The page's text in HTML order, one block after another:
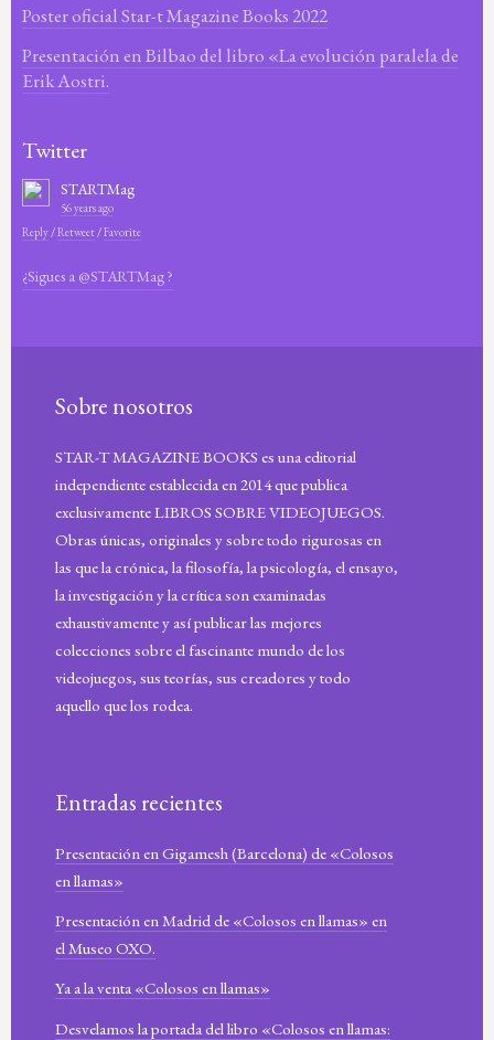
Poster oficial Star-t Magazine Books 2022
Presentación en Bilbao del libro «La evolución paralela de
Erik Aostri.
Twitter
STARTMag
56 years ago
Reply/Retweet/Favorite
¿Sigues a @STARTMag ?
Sobre nosotros
STAR-T MAGAZINE BOOKS es una editorial
independiente establecida en 2014 que publica
exclusivamente LIBROS SOBRE VIDEOJUEGOS.
Obras únicas, originales y sobre todo rigurosas en
las que la crónica, la filosofía, la psicología, el ensayo,
la investigación y la crítica son examinadas
exhaustivamente y así publicar las mejores
colecciones sobre el fascinante mundo de los
videojuegos, sus teorías, sus creadores y todo
aquello que los rodea.
Entradas recientes
Presentación en Gigamesh (Barcelona) de «Colosos
en llamas»
Presentación en Madrid de «Colosos en llamas» en
el Museo OXO.
Ya a la venta «Colosos en llamas»
Desvelamos la portada del libro «Colosos en llamas: